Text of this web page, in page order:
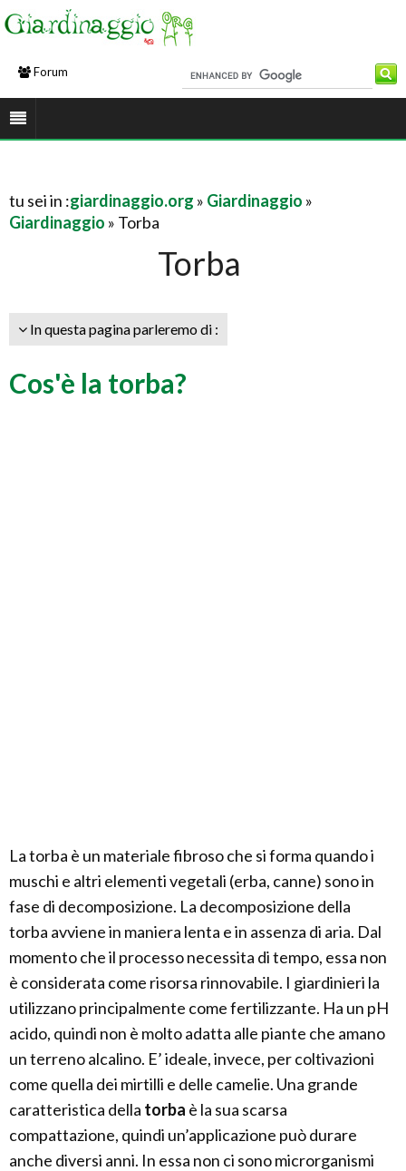
Forum
tu sei in :giardinaggio.org » Giardinaggio »
Giardinaggio » Torba
Torba
In questa pagina parleremo di :
Cos'è la torba?
La torba è un materiale fibroso che si forma quando i
muschi e altri elementi vegetali (erba, canne) sono in
fase di decomposizione. La decomposizione della
torba avviene in maniera lenta e in assenza di aria. Dal
momento che il processo necessita di tempo, essa non
è considerata come risorsa rinnovabile. I giardinieri la
utilizzano principalmente come fertilizzante. Ha un pH
acido, quindi non è molto adatta alle piante che amano
un terreno alcalino. E’ ideale, invece, per coltivazioni
come quella dei mirtilli e delle camelie. Una grande
caratteristica della torba è la sua scarsa
compattazione, quindi un’applicazione può durare
anche diversi anni. In essa non ci sono microrganismi